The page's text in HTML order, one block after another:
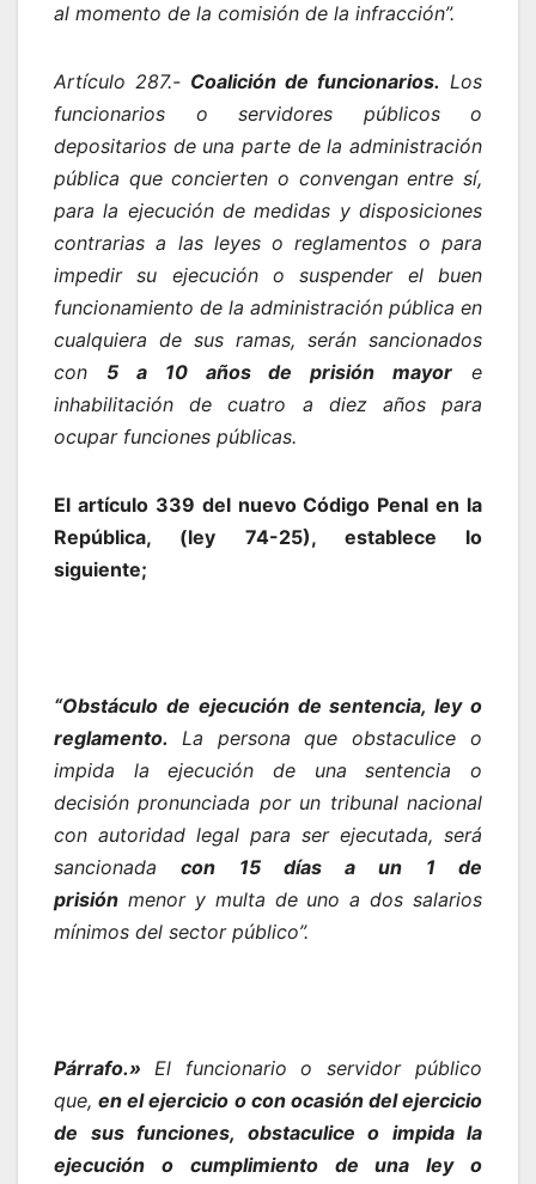
al momento de la comisión de la infracción”.
Artículo 287.- Coalición de funcionarios. Los
funcionarios o servidores públicos o
depositarios de una parte de la administración
pública que concierten o convengan entre sí,
para la ejecución de medidas y disposiciones
contrarias a las leyes o reglamentos o para
impedir su ejecución o suspender el buen
funcionamiento de la administración pública en
cualquiera de sus ramas, serán sancionados
con 5 a 10 años de prisión mayor e
inhabilitación de cuatro a diez años para
ocupar funciones públicas.
El artículo 339 del nuevo Código Penal en la
República, (ley 74-25), establece lo
siguiente;
“Obstáculo de ejecución de sentencia, ley o
reglamento. La persona que obstaculice o
impida la ejecución de una sentencia o
decisión pronunciada por un tribunal nacional
con autoridad legal para ser ejecutada, será
sancionadacon 15 días a un 1 de
prisión menor y multa de uno a dos salarios
mínimos del sector público”.
Párrafo.» El funcionario o servidor público
que,en el ejercicio o con ocasión del ejercicio
de sus funciones, obstaculice o impida la
ejecución o cumplimiento de una ley o